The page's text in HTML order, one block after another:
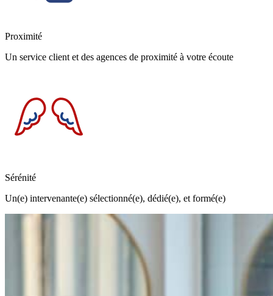
Proximité
Un service client et des agences de proximité à votre écoute
Sérénité
Un(e) intervenante(e) sélectionné(e), dédié(e), et formé(e)